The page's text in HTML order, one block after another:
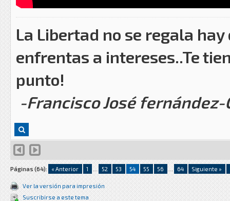
La Libertad no se regala
enfrentas a intereses..Te
punto!
-Francisco José
Páginas (64): « Anterior 1 ... 52 53 54 55 56 ... 64 Siguiente »
Ver la versión para impresión
Suscribirse a este tema